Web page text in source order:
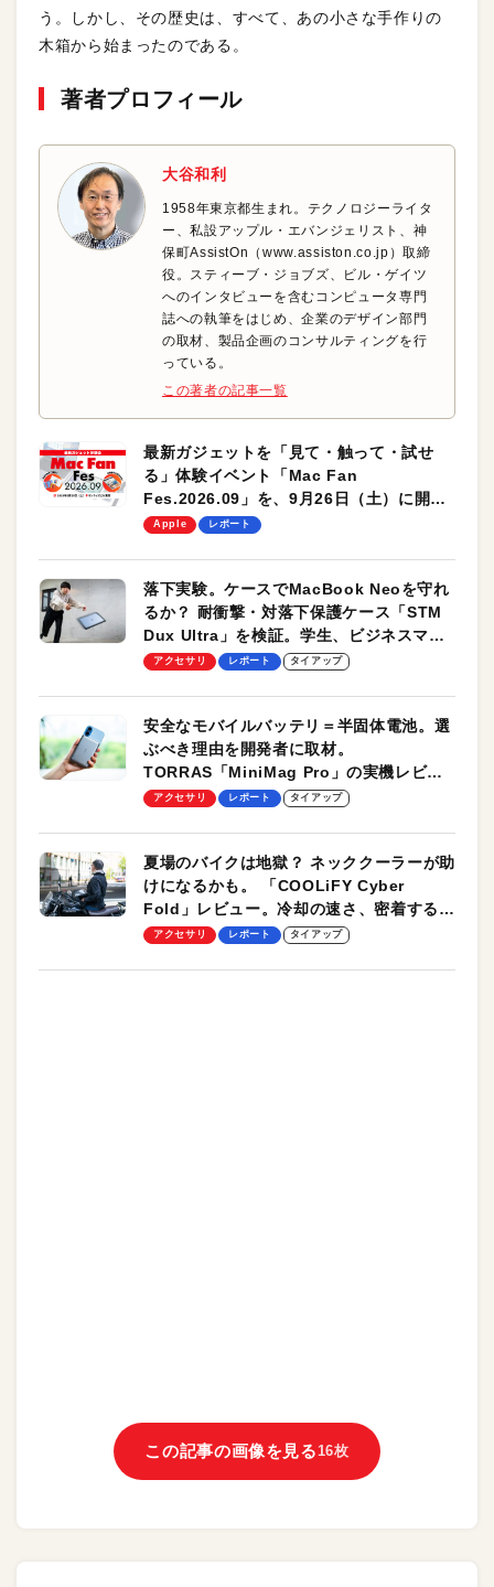
う。しかし、その歴史は、すべて、あの小さな手作りの
木箱から始まったのである。
著者プロフィール
大谷和利
1958年東京都生まれ。テクノロジーライタ
ー、私設アップル・エバンジェリスト、神
保町AssistOn（www.assiston.co.jp）取締
役。スティーブ・ジョブズ、ビル・ゲイツ
へのインタビューを含むコンピュータ専門
誌への執筆をはじめ、企業のデザイン部門
の取材、製品企画のコンサルティングを行
っている。
この著者の記事一覧
最新ガジェットを「見て・触って・試せ
る」体験イベント「Mac Fan
Fes.2026.09」を、9月26日（土）に開催
します！
Apple レポート
落下実験。ケースでMacBook Neoを守れ
るか？ 耐衝撃・対落下保護ケース「STM
Dux Ultra」を検証。学生、ビジネスマン
のモバイルユースに最適！
アクセサリ レポート タイアップ
安全なモバイルバッテリ＝半固体電池。選
ぶべき理由を開発者に取材。
TORRAS「MiniMag Pro」の実機レビュ
ーも
アクセサリ レポート タイアップ
夏場のバイクは地獄？ ネッククーラーが助
けになるかも。 「COOLiFY Cyber
Fold」レビュー。冷却の速さ、密着する冷
却プレート、シンプルな操作性がグッド！
アクセサリ レポート タイアップ
この記事の画像を見る 16枚